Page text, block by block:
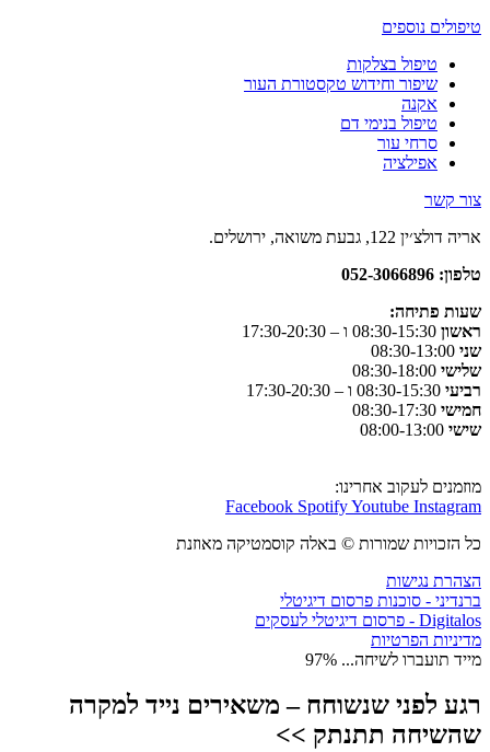
טיפולים נוספים
טיפול בצלקות
שיפור וחידוש טקסטורת העור
אקנה
טיפול בנימי דם
סרחי עור
אפילציה
צור קשר
אריה דולצ׳ין 122, גבעת משואה, ירושלים.
טלפון: 052-3066896
שעות פתיחה:
ראשון
שני
שלישי
רביעי
חמישי
שישי
מוזמנים לעקוב אחרינו:
Facebook SpotifyYoutube Instagram
כל הזכויות שמורות © באלה קוסמטיקה מאוזנת
הצהרת נגישות
ברנדיני - סוכנות פרסום דיגיטלי
Digitalos - פרסום דיגיטלי לעסקים
מדיניות הפרטיות
מייד תועברו לשיחה... 97%
רגע לפני שנשוחח – משאירים נייד למקרה
שהשיחה תתנתק >>